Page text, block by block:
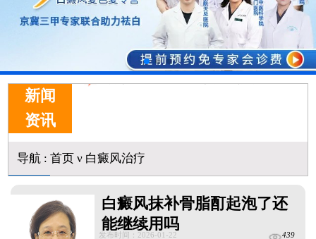
新闻
资讯
白斑摸着光滑边界清晰有可能是哪种皮肤病
脸上长了小白点是什么情况
白癜风用芦可替尼乳膏多久能恢复正常色
身体黑色素缺失是什么原因造成的
导航: 首页ν 白癜风治疗
白癜风抹补骨脂酊起泡了还
能继续用吗
发布时间：2026-01-22 439